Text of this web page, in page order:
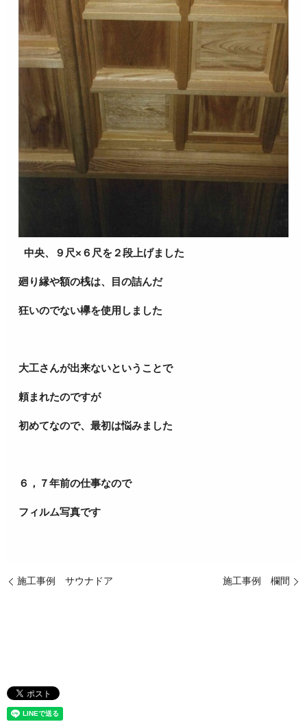
中央、９尺×６尺を２段上げました
廻り縁や額の桟は、目の詰んだ
狂いのでない欅を使用しました
大工さんが出来ないということで
頼まれたのですが
初めてなので、最初は悩みました
６，７年前の仕事なので
フィルム写真です
施工事例 サウナドア 施工事例 欄間